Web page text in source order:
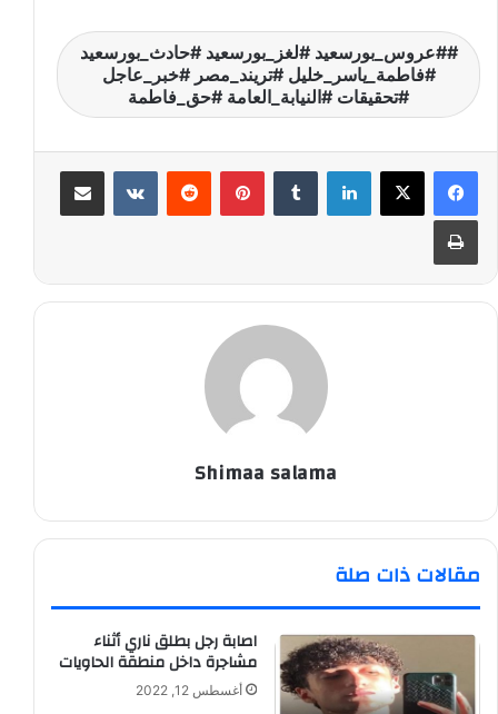
#عروس_بورسعيد #لغز_بورسعيد #حادث_بورسعيد
#فاطمة_ياسر_خليل #تريند_مصر #خبر_عاجل
#تحقيقات #النيابة_العامة #حق_فاطمة
لينكدإن بينتيريست
Shimaa salama
مقالات ذات صلة
اصابة رجل بطلق ناري أثناء
مشاجرة داخل منطقة الحاويات
أغسطس 12, 2022